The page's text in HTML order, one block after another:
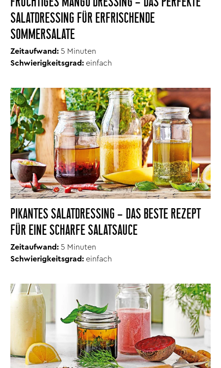
SALATDRESSING FÜR ERFRISCHENDE
SOMMERSALATE
Zeitaufwand: 5 Minuten
Schwierigkeitsgrad: einfach
PIKANTES SALATDRESSING – DAS BESTE REZEPT
FÜR EINE SCHARFE SALATSAUCE
Zeitaufwand: 5 Minuten
Schwierigkeitsgrad: einfach